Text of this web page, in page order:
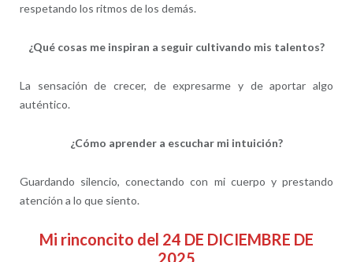
respetando los ritmos de los demás.
¿Qué cosas me inspiran a seguir cultivando mis talentos?
La sensación de crecer, de expresarme y de aportar algo
auténtico.
¿Cómo aprender a escuchar mi intuición?
Guardando silencio, conectando con mi cuerpo y prestando
atención a lo que siento.
Mi rinconcito del 24 DE DICIEMBRE DE
2025